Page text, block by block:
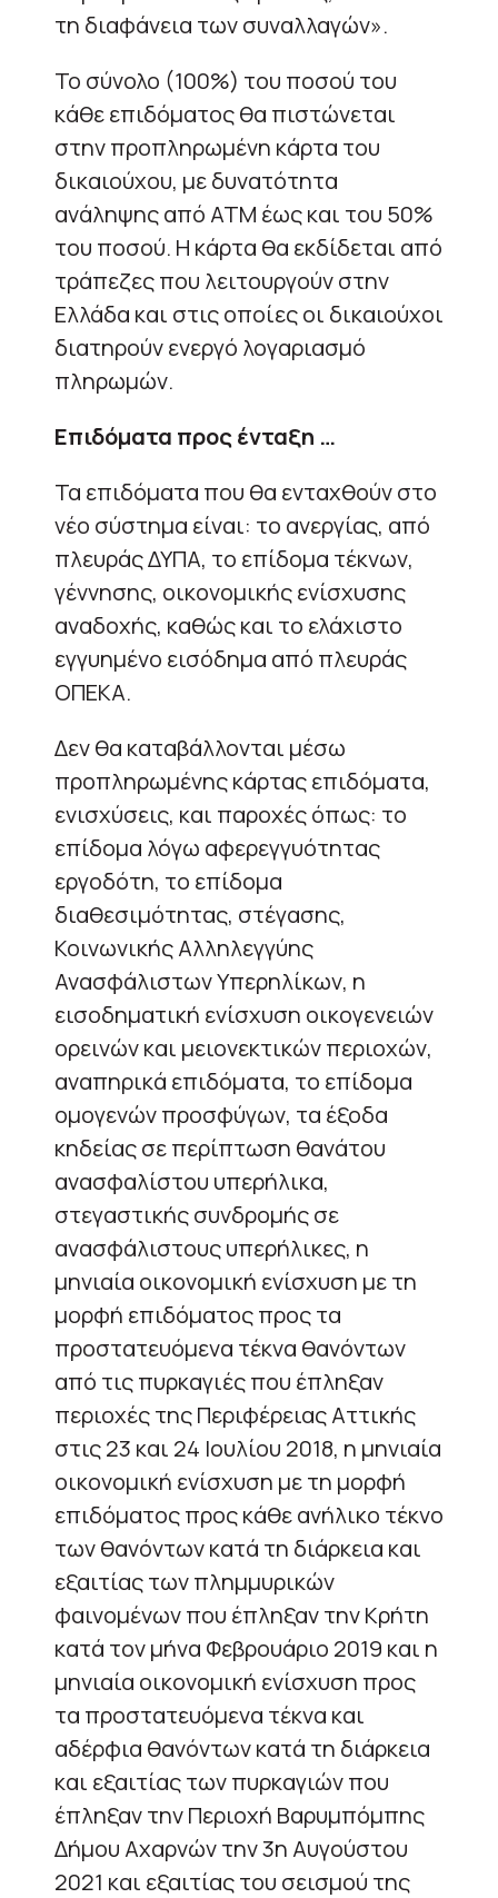
τη διαφάνεια των συναλλαγών».
Το σύνολο (100%) του ποσού του
κάθε επιδόματος θα πιστώνεται
στην προπληρωμένη κάρτα του
δικαιούχου, με δυνατότητα
ανάληψης από ΑΤΜ έως και του 50%
του ποσού. Η κάρτα θα εκδίδεται από
τράπεζες που λειτουργούν στην
Ελλάδα και στις οποίες οι δικαιούχοι
διατηρούν ενεργό λογαριασμό
πληρωμών.
Επιδόματα προς ένταξη …
Τα επιδόματα που θα ενταχθούν στο
νέο σύστημα είναι: το ανεργίας, από
πλευράς ΔΥΠΑ, το επίδομα τέκνων,
γέννησης, οικονομικής ενίσχυσης
αναδοχής, καθώς και το ελάχιστο
εγγυημένο εισόδημα από πλευράς
ΟΠΕΚΑ.
Δεν θα καταβάλλονται μέσω
προπληρωμένης κάρτας επιδόματα,
ενισχύσεις, και παροχές όπως: το
επίδομα λόγω αφερεγγυότητας
εργοδότη, το επίδομα
διαθεσιμότητας, στέγασης,
Κοινωνικής Αλληλεγγύης
Ανασφάλιστων Υπερηλίκων, η
εισοδηματική ενίσχυση οικογενειών
ορεινών και μειονεκτικών περιοχών,
αναπηρικά επιδόματα, το επίδομα
ομογενών προσφύγων, τα έξοδα
κηδείας σε περίπτωση θανάτου
ανασφαλίστου υπερήλικα,
στεγαστικής συνδρομής σε
ανασφάλιστους υπερήλικες, η
μηνιαία οικονομική ενίσχυση με τη
μορφή επιδόματος προς τα
προστατευόμενα τέκνα θανόντων
από τις πυρκαγιές που έπληξαν
περιοχές της Περιφέρειας Αττικής
στις 23 και 24 Ιουλίου 2018, η μηνιαία
οικονομική ενίσχυση με τη μορφή
επιδόματος προς κάθε ανήλικο τέκνο
των θανόντων κατά τη διάρκεια και
εξαιτίας των πλημμυρικών
φαινομένων που έπληξαν την Κρήτη
κατά τον μήνα Φεβρουάριο 2019 και η
μηνιαία οικονομική ενίσχυση προς
τα προστατευόμενα τέκνα και
αδέρφια θανόντων κατά τη διάρκεια
και εξαιτίας των πυρκαγιών που
έπληξαν την Περιοχή Βαρυμπόμπης
Δήμου Αχαρνών την 3η Αυγούστου
2021 και εξαιτίας του σεισμού της